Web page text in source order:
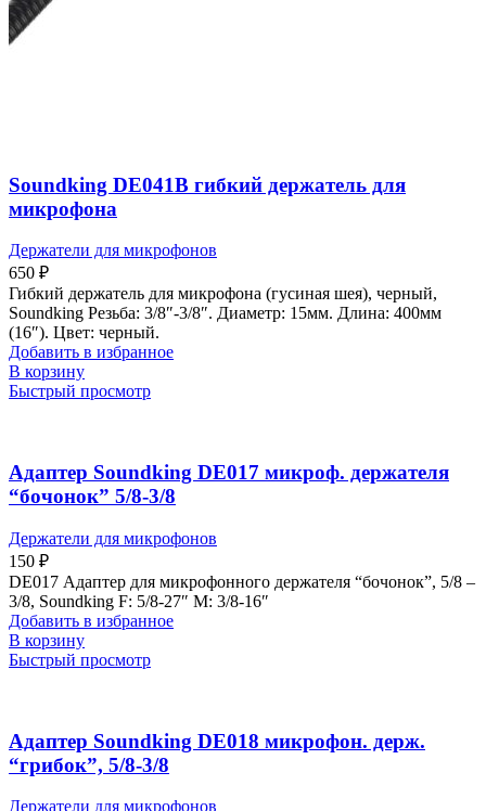
Soundking DE041B гибкий держатель для
микрофона
Держатели для микрофонов
650 ₽
Гибкий держатель для микрофона (гусиная шея), черный,
Soundking Резьба: 3/8″-3/8″. Диаметр: 15мм. Длина: 400мм
(16″). Цвет: черный.
Добавить в избранное
В корзину
Быстрый просмотр
Адаптер Soundking DE017 микроф. держателя
“бочонок” 5/8-3/8
Держатели для микрофонов
150 ₽
DE017 Адаптер для микрофонного держателя “бочонок”, 5/8 –
3/8, Soundking F: 5/8-27″ M: 3/8-16″
Добавить в избранное
В корзину
Быстрый просмотр
Адаптер Soundking DE018 микрофон. держ.
“грибок”, 5/8-3/8
Держатели для микрофонов